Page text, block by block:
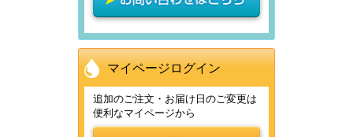
いつもライフスタイルウォーター
をご利用いただきありがとうござ
います。
現在、急激な物量の増加に伴い全
の表記変更についてご案内
いつもライフスタイルウォーター
をご利用いただきありがとうござ
います。
2023.08.15 台風によるカスタ
マーセンターの臨時休業について
いつもライフスタイルウォーター
をご利用いただきありがとうござ
2022.12.07 ホームページアクセ
ス障害について
いつもライフスタイルウォーター
いつもライフスタイルウォーター
をご利用いただきありがとうござ
います。
年末年始の営業について下記にて
2020.7.7 大雨の影響による商
品お届けの遅延ついて
いつもライフスタイルウォーター
をご利用いただきありがとうござ
いつもライフスタイルウォーター
をご利用いただきありがとうござ
います。
台風21号の影響により、ウォータ
ご案内いたします。
■定期配送は休まずお届けいたし
ます。
年末年始の営業について下記にて
ご案内いたします。
■定期配送は休まずお届けいたし
ます。
マイページログイン
追加のご注文・お届け日のご変更は
便利なマイページから